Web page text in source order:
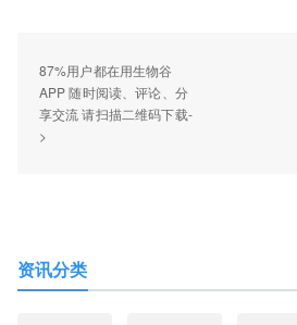
87%用户都在用生物谷
APP 随时阅读、评论、分
享交流 请扫描二维码下载-
>
资讯分类